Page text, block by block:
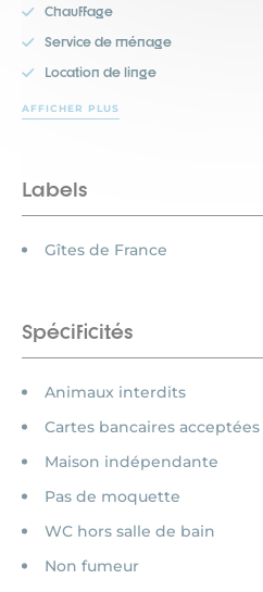
Chauffage
Service de ménage
Location de linge
AFFICHER PLUS
Labels
Gîtes de France
Spécificités
Animaux interdits
Cartes bancaires acceptées
Maison indépendante
Pas de moquette
WC hors salle de bain
Non fumeur